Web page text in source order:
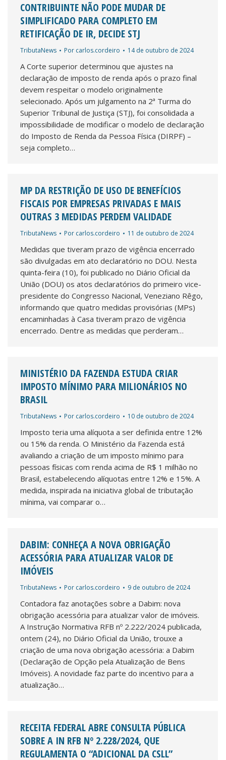
CONTRIBUINTE NÃO PODE MUDAR DE
SIMPLIFICADO PARA COMPLETO EM
RETIFICAÇÃO DE IR, DECIDE STJ
TributaNews Por carlos.cordeiro 14 de outubro de 2024
A Corte superior determinou que ajustes na
declaração de imposto de renda após o prazo final
devem respeitar o modelo originalmente
selecionado. Após um julgamento na 2ª Turma do
Superior Tribunal de Justiça (STJ), foi consolidada a
impossibilidade de modificar o modelo de declaração
do Imposto de Renda da Pessoa Física (DIRPF) –
seja completo…
MP DA RESTRIÇÃO DE USO DE BENEFÍCIOS
FISCAIS POR EMPRESAS PRIVADAS E MAIS
OUTRAS 3 MEDIDAS PERDEM VALIDADE
TributaNews Por carlos.cordeiro 11 de outubro de 2024
Medidas que tiveram prazo de vigência encerrado
são divulgadas em ato declaratório no DOU. Nesta
quinta-feira (10), foi publicado no Diário Oficial da
União (DOU) os atos declaratórios do primeiro vice-
presidente do Congresso Nacional, Veneziano Rêgo,
informando que quatro medidas provisórias (MPs)
encaminhadas à Casa tiveram prazo de vigência
encerrado. Dentre as medidas que perderam…
MINISTÉRIO DA FAZENDA ESTUDA CRIAR
IMPOSTO MÍNIMO PARA MILIONÁRIOS NO
BRASIL
TributaNews Por carlos.cordeiro 10 de outubro de 2024
Imposto teria uma alíquota a ser definida entre 12%
ou 15% da renda. O Ministério da Fazenda está
avaliando a criação de um imposto mínimo para
pessoas físicas com renda acima de R$ 1 milhão no
Brasil, estabelecendo alíquotas entre 12% e 15%. A
medida, inspirada na iniciativa global de tributação
mínima, vai comparar o…
DABIM: CONHEÇA A NOVA OBRIGAÇÃO
ACESSÓRIA PARA ATUALIZAR VALOR DE
IMÓVEIS
TributaNews Por carlos.cordeiro 9 de outubro de 2024
Contadora faz anotações sobre a Dabim: nova
obrigação acessória para atualizar valor de imóveis.
A Instrução Normativa RFB nº 2.222/2024 publicada,
ontem (24), no Diário Oficial da União, trouxe a
criação de uma nova obrigação acessória: a Dabim
(Declaração de Opção pela Atualização de Bens
Imóveis). A novidade faz parte do incentivo para a
atualização…
RECEITA FEDERAL ABRE CONSULTA PÚBLICA
SOBRE A IN RFB Nº 2.228/2024, QUE
REGULAMENTA O “ADICIONAL DA CSLL”